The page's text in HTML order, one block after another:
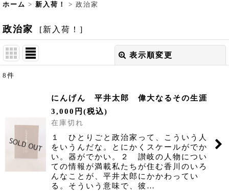
ホーム > 新入荷！ > 政治家
政治家 [新入荷！ ]
表示順変更
絞り込む
8 件
にんげん 平井太郎 偉大なるその生涯
3,000 円 (税込)
在庫切れ
１ ひとりごと政治家って、こういう人
をいうんだな。とにかくスケールがでか
い。器がでかい。２ 讃岐の人物につい
ての情報が満載私たちが住む香川のいろ
んなことが、平井太郎にかかわってい
る。そういう意味で、彼…